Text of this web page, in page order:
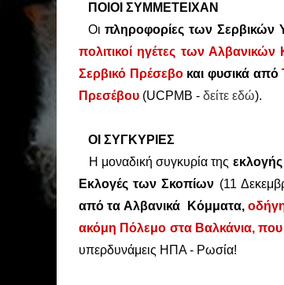
ΠΟΙΟΙ ΣΥΜΜΕΤΕΙΧΑΝ
Οιπληροφορίες των Σερβικών
πολιτικοί ηγέτες των
Σερβικό Πρέσεβοκαι φυσικά από
Πρεσέβου (UCPMB - δείτε εδώ).
ΟΙ ΣΥΓΚΥΡΙΕΣ
Η μοναδική συγκυρία της
Εκλογές των Σκοπίων (11
από τα Αλβανικά Κόμματα,
ακόμη Πόλεμο στα Βαλκάνια,
υπερδυνάμεις ΗΠΑ - Ρωσία!